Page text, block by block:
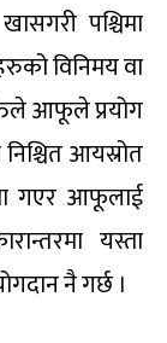
पश्चिमा
विनिमय वा
आफूले प्रयोग
आयस्रोत
गएर आफूलाई
यस्ता
नै गर्छ ।